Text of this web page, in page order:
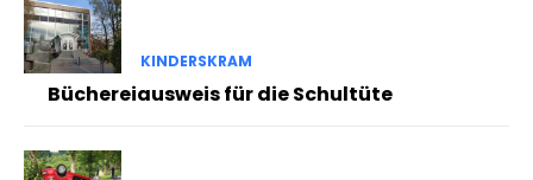
KINDERSKRAM
Büchereiausweis für die Schultüte